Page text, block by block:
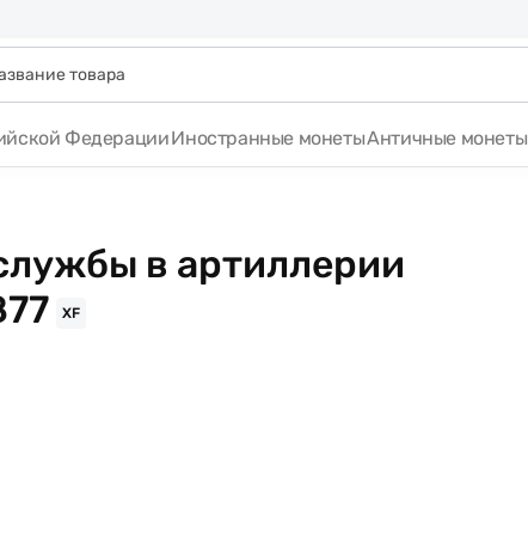
ФедерацииИностранные монетыАнтичные монеты
в артиллерии
XF